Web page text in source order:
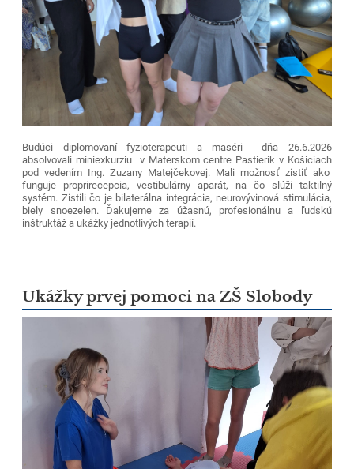
Budúci diplomovaní fyzioterapeuti a maséri dňa 26.6.2026
absolvovali miniexkurziu v Materskom centre Pastierik v Košiciach
pod vedením Ing. Zuzany Matejčekovej. Mali možnosť zistiť ako
funguje proprirecepcia, vestibulárny aparát, na čo slúži taktilný
systém. Zistili čo je bilaterálna integrácia, neurovývinová stimulácia,
biely snoezelen. Ďakujeme za úžasnú, profesionálnu a ľudskú
inštruktáž a ukážky jednotlivých terapií.
Ukážky prvej pomoci na ZŠ Slobody